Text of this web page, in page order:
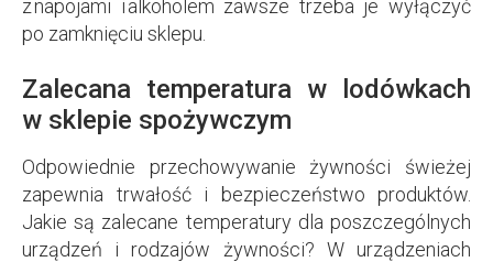
z napojami i alkoholem zawsze trzeba je wyłączyć
po zamknięciu sklepu.
Zalecana temperatura w lodówkach
w sklepie spożywczym
Odpowiednie przechowywanie żywności świeżej
zapewnia trwałość i bezpieczeństwo produktów.
Jakie są zalecane temperatury dla poszczególnych
urządzeń i rodzajów żywności? W urządzeniach